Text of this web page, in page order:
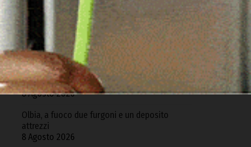
Criticità nella biblioteca di Ozieri, arrivano le
repliche dell’Istituzione San Michele e del
8 Agosto 2026
Storico gemellaggio tra le due Ardara: l’Europa
unisce Sardegna e Irlanda contro lo
spopolamento
8 Agosto 2026
Olbia, a fuoco due furgoni e un deposito
attrezzi
8 Agosto 2026